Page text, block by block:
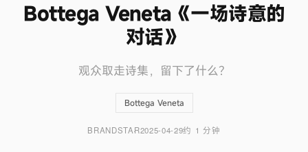
Bottega Veneta《一场诗意的
对话》
观众取走诗集，留下了什么？
Bottega Veneta
BRANDSTAR2025-04-29约 1 分钟